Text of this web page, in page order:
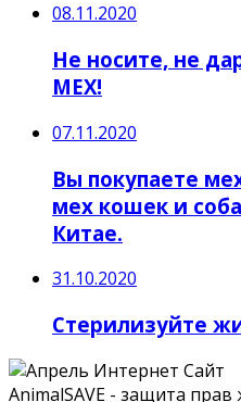
08.11.2020
Не носите, не
МЕХ!
07.11.2020
Вы покупаете
мех кошек и
Китае.
31.10.2020
Стерилизуйте
Сайт
AnimalSAVE - защита